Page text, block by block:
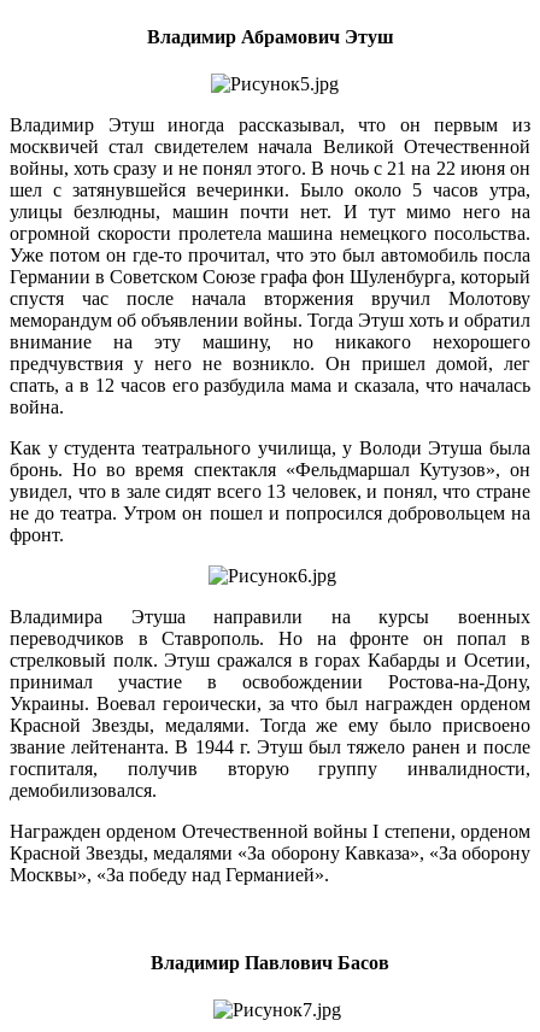
Владимир Абрамович Этуш
Владимир Этуш иногда рассказывал, что он первым из
москвичей стал свидетелем начала Великой Отечественной
войны, хоть сразу и не понял этого. В ночь с 21 на 22 июня он
шел с затянувшейся вечеринки. Было около 5 часов утра,
улицы безлюдны, машин почти нет. И тут мимо него на
огромной скорости пролетела машина немецкого посольства.
Уже потом он где-то прочитал, что это был автомобиль посла
Германии в Советском Союзе графа фон Шуленбурга, который
спустя час после начала вторжения вручил Молотову
меморандум об объявлении войны. Тогда Этуш хоть и обратил
внимание на эту машину, но никакого нехорошего
предчувствия у него не возникло. Он пришел домой, лег
спать, а в 12 часов его разбудила мама и сказала, что началась
война.
Как у студента театрального училища, у Володи Этуша была
бронь. Но во время спектакля «Фельдмаршал Кутузов», он
увидел, что в зале сидят всего 13 человек, и понял, что стране
не до театра. Утром он пошел и попросился добровольцем на
фронт.
Владимира Этуша направили на курсы военных
переводчиков в Ставрополь. Но на фронте он попал в
стрелковый полк. Этуш сражался в горах Кабарды и Осетии,
принимал участие в освобождении Ростова-на-Дону,
Украины. Воевал героически, за что был награжден орденом
Красной Звезды, медалями. Тогда же ему было присвоено
звание лейтенанта. В 1944 г. Этуш был тяжело ранен и после
госпиталя, получив вторую группу инвалидности,
демобилизовался.
Награжден орденом Отечественной войны I степени, орденом
Красной Звезды, медалями «За оборону Кавказа», «За оборону
Москвы», «За победу над Германией».
Владимир Павлович Басов